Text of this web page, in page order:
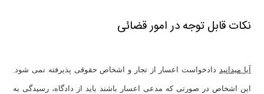
نکات قابل توجه در امور قضائی
آیا میدانید دادخواست اعسار از تجار و اشخاص حقوقی پذیرفته نمی شود.
این اشخاص در صورتی که مدعی اعسار باشند باید از دادگاه، رسیدگی به